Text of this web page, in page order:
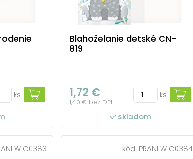
ks
Blahoželanie detské CN-
819
1,72 €
1,40 € bez DPH
ks
skladom
W C0383 kód: PRANI W C0384